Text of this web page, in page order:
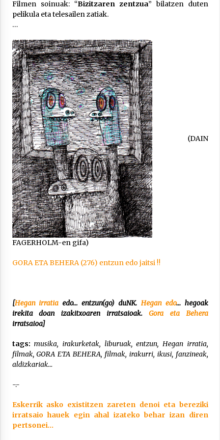
Berria egunkarian elkarrizketa
Arrosaren 20 urteez
2021/07/06
Hala Bedi irratiko Hizpidea saioan
Arrosaren 20 urteez
2021/07/03
Zebrabidearen denboraldi amaiera
EHZtik
2021/07/01
2021/06/30
Filmen soinuak: “Bizitzaren zentzua” bilatzen duten
pelikula eta telesailen zatiak.
…
(DAIN
FAGERHOLM-en gifa)
GORA ETA BEHERA (276) entzun edo jaitsi !!
[Hegan irratia edo… entzun(go) duNK. Hegan edo… hegoak
irekita doan izakitxoaren irratsaioak. Goraeta Behera
irratsaioa]
tags: musika, irakurketak, liburuak, entzun, Hegan irratia,
filmak, GORA ETA BEHERA, filmak, irakurri, ikusi, fanzineak,
aldizkariak…
-.-
Eskerrik asko existitzen zareten denoi eta bereziki
irratsaio hauek egin ahal izateko behar izan diren
pertsonei…